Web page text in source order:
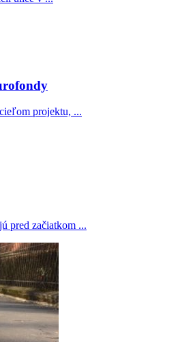
projektu, ...
pred začiatkom ...